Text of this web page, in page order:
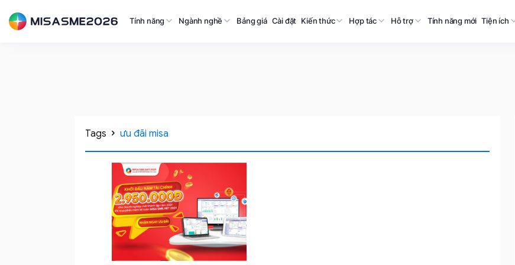
Tính năng Ngành nghề Bảng giá Cài đặt Kiến thức Hợp tác Hỗ trợ Tính năng mới Tiện ích
Tags ưu đãi misa